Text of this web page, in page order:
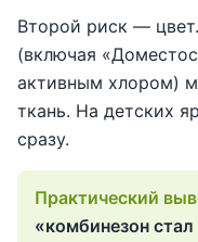
Второй риск —
(включая
активным хлором)
ткань. На детских
сразу.
«комбинезон